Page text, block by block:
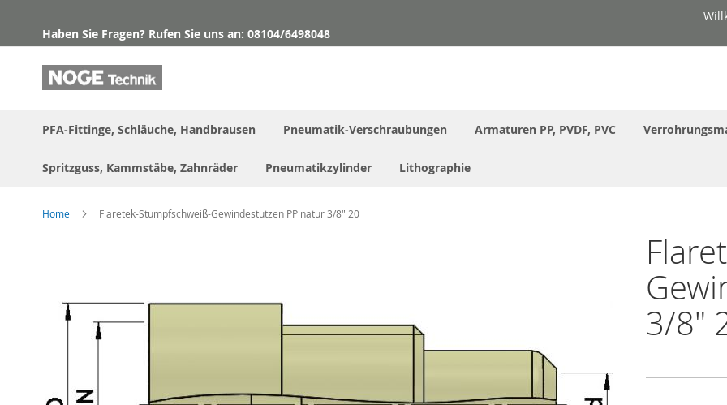
zum
Inhalt
Haben Sie Fragen? Rufen Sie uns an: 08104/6498048
PFA-Fittinge, Schläuche, Handbrausen
Pneumatik-Verschraubungen Armaturen PP, PVDF, PVC
Spritzguss, Kammstäbe, Zahnräder Pneumatikzylinder Lithographie
Home Flaretek-Stumpfschweiß-Gewindestutzen PP natur 3/8" 20
3/8"